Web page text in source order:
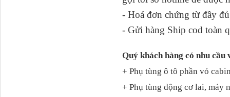
- Hoá đơn chứng từ đầy
- Gửi hàng Ship cod toàn
Quý khách hàng có nhu cầu
+ Phụ tùng ô tô phần vỏ
+ Phụ tùng động cơ lai, máy